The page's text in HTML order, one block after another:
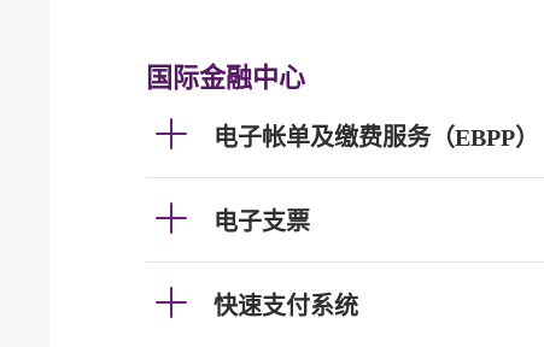
国际金融中心
电子帐单及缴费服务（EBPP）
电子支票
快速支付系统